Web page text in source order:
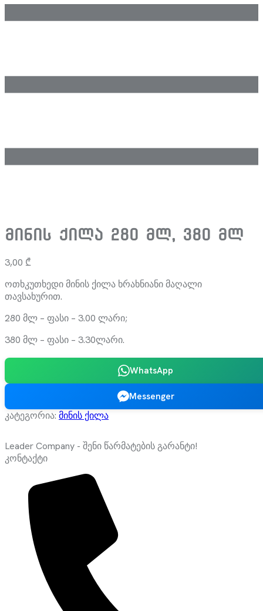
მინის ქილა 280 მლ, 380 მლ
3,00 ₾
ოთხკუთხედი მინის ქილა ხრახნიანი მაღალი
თავსახურით.
280 მლ – ფასი – 3.00 ლარი;
380 მლ – ფასი – 3.30ლარი.
WhatsApp
Messenger
კატეგორია: მინის ქილა
Leader Company - შენი წარმატების გარანტი!
კონტაქტი